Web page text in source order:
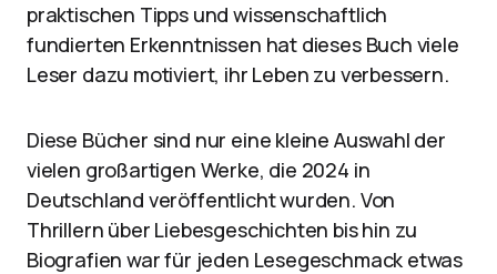
praktischen Tipps und wissenschaftlich
fundierten Erkenntnissen hat dieses Buch viele
Leser dazu motiviert, ihr Leben zu verbessern.
Diese Bücher sind nur eine kleine Auswahl der
vielen großartigen Werke, die 2024 in
Deutschland veröffentlicht wurden. Von
Thrillern über Liebesgeschichten bis hin zu
Biografien war für jeden Lesegeschmack etwas